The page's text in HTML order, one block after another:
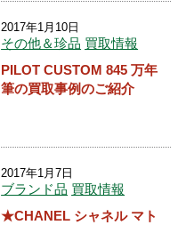
2017年1月10日
その他＆珍品 買取情報
PILOT CUSTOM 845 万年
筆の買取事例のご紹介
2017年1月7日
ブランド品 買取情報
★CHANEL シャネル マト